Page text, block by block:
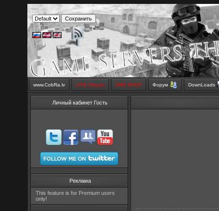
www.CobRa.lv LIVE Stream SMS SHOP Форум DownLoads
Личный кабинет Гость
Реклама
This feature is for Premium users
only!